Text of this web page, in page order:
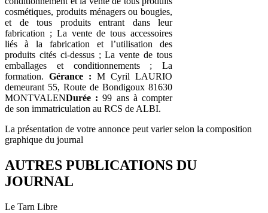
cosmétiques, produits ménagers ou bougies,
et de tous produits entrant dans leur
fabrication ; La vente de tous accessoires
liés à la fabrication et l’utilisation des
produits cités ci-dessus ; La vente de tous
emballages et conditionnements ; La
formation. Gérance : M Cyril LAURIO
demeurant 55, Route de Bondigoux 81630
MONTVALENDurée : 99 ans à compter
de son immatriculation au RCS de ALBI.
La présentation de votre annonce peut varier selon la composition
graphique du journal
AUTRES PUBLICATIONS DU
JOURNAL
Le Tarn Libre